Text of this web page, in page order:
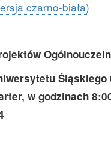
czarno-biała)
Śląskiego
w godzinach